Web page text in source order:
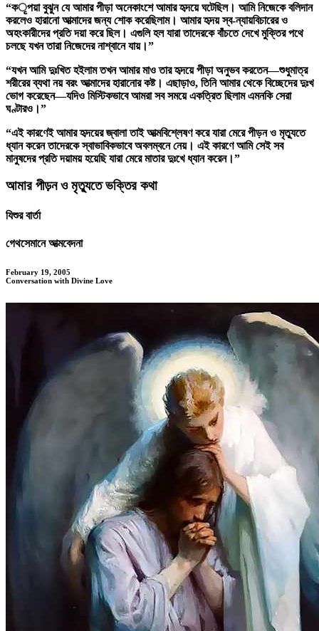
“কृপয়া বুঝুন যে আমার পীড়া অনেকাংশে আমার হৃদয়ে ঘটেছিল। আমি নিজেকে বলিদান
করলেও হারানো আত্মাদের জন্য শোক করেছিলাম। আমার হৃদয় স্ব-ন্যায়বিচারের ও
অহংকারীদের প্রতি দয়া করে ছিল। এগুলি হল যারা তাদেরকে বাঁচতে দেখে মুক্তির পথে
চলছে যখন তারা নিজেদের নাশ্বানে যায়।”
“যখন আমি দুঃখিত হইলাম তখন আমার মাও তার হৃদয়ে পীড়া অনুভব করতেন—শুধুমাত্র
শরীরের ব্যথা নয় বরং আত্মাদের হারানোর কষ্ট। এছাড়াও, তিনি আমার থেকে বিচ্ছেদের দুঃখ
ভোগ করেছেন—যদিও মিস্টিকভাবে আমরা সব সময়ে একত্রিত ছিলাম এমনকি সেরা
ঘণ্টারও।”
“এই কারণেই আমার হৃদয়ের জ্বালা তাই আত্মবিশ্লেষণ করে যারা মেরে পীড়ন ও মৃত্যুতে
ধ্যান করেন তাদেরকে স্বাভাবিকভাবে অবলম্বনে নেয়। এই কারণে আমি সেই সব
মানুষদের প্রতি দয়াময় হয়েছি যারা মেরে মাতার দুঃখে ধ্যান করেন।”
আমার পীড়ন ও মৃত্যুতে ভক্তির কথা
যিশুর বার্তা
গেথসেমানে আত্মবেদনা
February 19, 2005
Conversation with Divine Love